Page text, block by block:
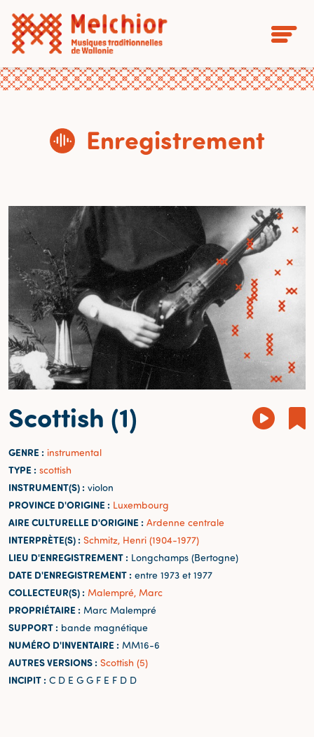
Enregistrement
Scottish (1)
GENRE : instrumental
TYPE : scottish
INSTRUMENT(S) : violon
PROVINCE D'ORIGINE : Luxembourg
AIRE CULTURELLE D'ORIGINE : Ardenne centrale
INTERPRÈTE(S) : Schmitz, Henri (1904-1977)
LIEU D'ENREGISTREMENT : Longchamps (Bertogne)
DATE D'ENREGISTREMENT : entre 1973 et 1977
COLLECTEUR(S) : Malempré, Marc
PROPRIÉTAIRE : Marc Malempré
SUPPORT : bande magnétique
NUMÉRO D'INVENTAIRE : MM16-6
AUTRES VERSIONS : Scottish (5)
INCIPIT : C D E G G F E F D D